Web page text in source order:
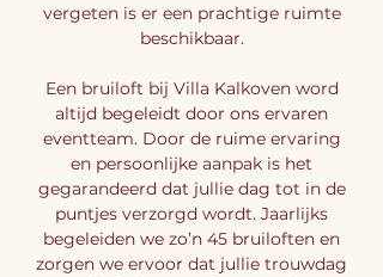
vergeten is er een prachtige ruimte
beschikbaar.
​Een bruiloft bij Villa Kalkoven word
altijd begeleidt door ons ervaren
eventteam. Door de ruime ervaring
en persoonlijke aanpak is het
gegarandeerd dat jullie dag tot in de
puntjes verzorgd wordt. Jaarlijks
begeleiden we zo’n 45 bruiloften en
zorgen we ervoor dat jullie trouwdag